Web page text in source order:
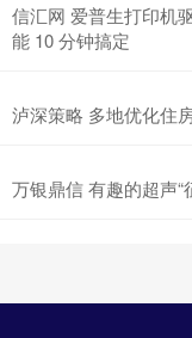
信汇网 爱普生打印机
能 10 分钟搞定
泸深策略 多地优化住
万银鼎信 有趣的超声“